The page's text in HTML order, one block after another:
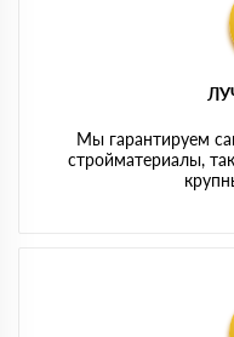
Мы гарантируем
стройматериалы,